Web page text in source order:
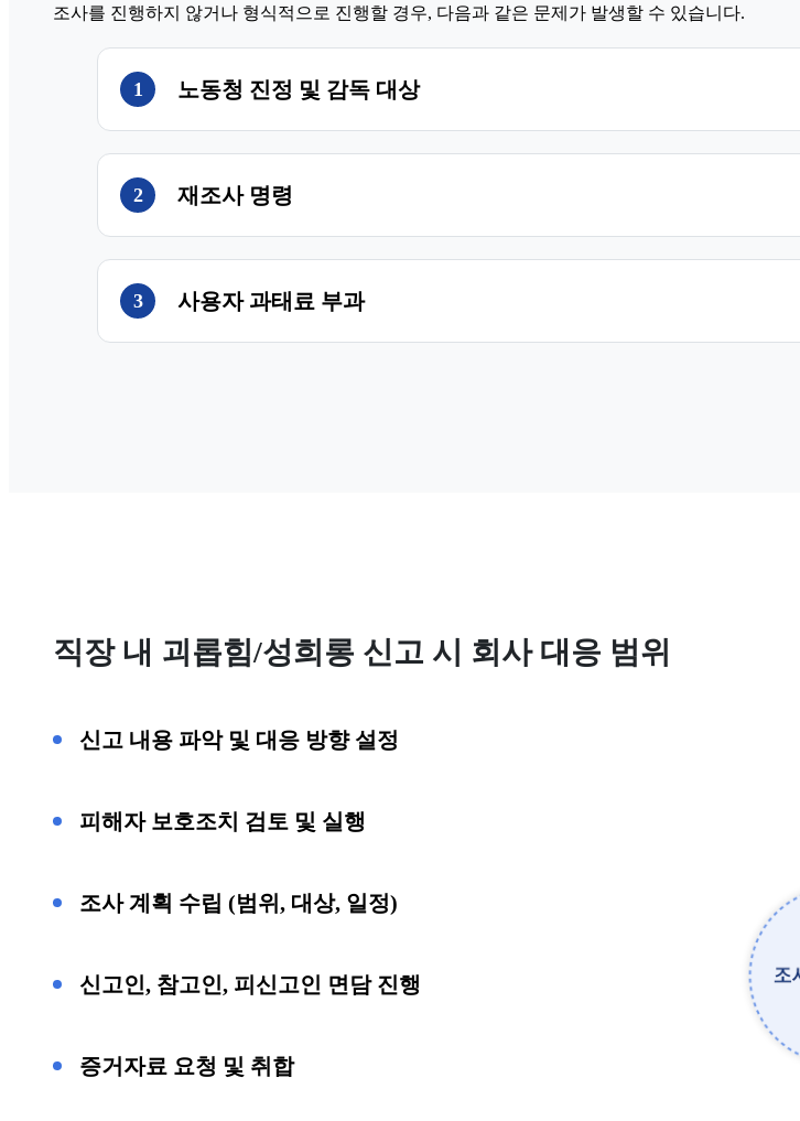
조사를 진행하지 않거나 형식적으로 진행할 경우, 다음과 같은 문제가 발생할 수 있습니다.
1 노동청 진정 및 감독 대상
2 재조사 명령
3 사용자 과태료 부과
직장 내 괴롭힘/성희롱 신고 시 회사 대응 범위
신고 내용 파악 및 대응 방향 설정
피해자 보호조치 검토 및 실행
조사 계획 수립 (범위, 대상, 일정)
신고인, 참고인, 피신고인 면담 진행
증거자료 요청 및 취합